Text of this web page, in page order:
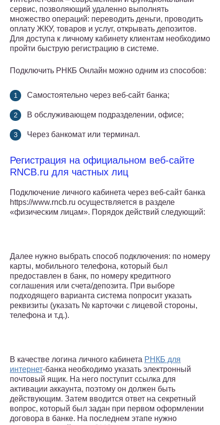
сервис, позволяющий удаленно выполнять
множество операций: переводить деньги, проводить
оплату ЖКУ, товаров и услуг, открывать депозитов.
Для доступа к личному кабинету клиентам необходимо
пройти быструю регистрацию в системе.
Подключить РНКБ Онлайн можно одним из способов:
Самостоятельно через веб-сайт банка;
В обслуживающем подразделении, офисе;
Через банкомат или терминал.
Регистрация на официальном веб-сайте
RNCB.ru для частных лиц
Подключение личного кабинета через веб-сайт банка
https://www.rncb.ru осуществляется в разделе
«физическим лицам». Порядок действий следующий:
Далее нужно выбрать способ подключения: по номеру
карты, мобильного телефона, который был
предоставлен в банк, по номеру кредитного
соглашения или счета/депозита. При выборе
подходящего варианта система попросит указать
реквизиты (указать № карточки с лицевой стороны,
телефона и т.д.).
В качестве логина личного кабинета РНКБ для
интернет-банка необходимо указать электронный
почтовый ящик. На него поступит ссылка для
активации аккаунта, поэтому он должен быть
действующим. Затем вводится ответ на секретный
вопрос, который был задан при первом оформлении
договора в банке. На последнем этапе нужно